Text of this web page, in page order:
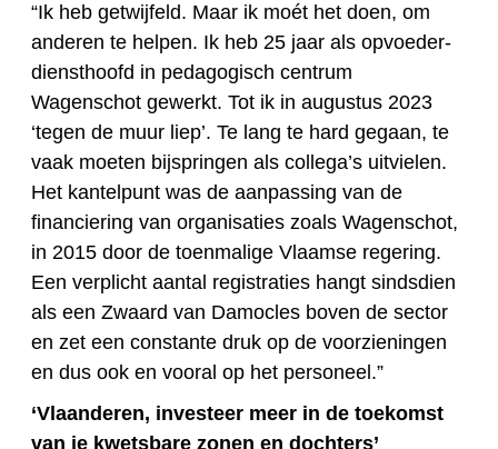
“Ik heb getwijfeld. Maar ik moét het doen, om
anderen te helpen. Ik heb 25 jaar als opvoeder-
diensthoofd in pedagogisch centrum
Wagenschot gewerkt. Tot ik in augustus 2023
‘tegen de muur liep’. Te lang te hard gegaan, te
vaak moeten bijspringen als collega’s uitvielen.
Het kantelpunt was de aanpassing van de
financiering van organisaties zoals Wagenschot,
in 2015 door de toenmalige Vlaamse regering.
Een verplicht aantal registraties hangt sindsdien
als een Zwaard van Damocles boven de sector
en zet een constante druk op de voorzieningen
en dus ook en vooral op het personeel.”
‘Vlaanderen, investeer meer in de toekomst
van je kwetsbare zonen en dochters’